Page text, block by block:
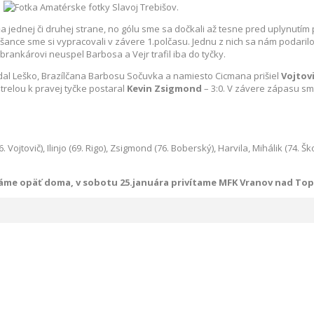
či druhej strane, no gólu sme sa dočkali až tesne pred
sme si vypracovali v závere 1.polčasu. Jednu z nich sa nám
neuspel Barbosa a Vejr trafil iba do tyčky.
Leško, Brazílčana Barbosu Sočuvka a namiesto Cicmana prišiel
k pravej tyčke postaral Kevin Zsigmond – 3:0. V závere zápasu
Vojtovič), Ilinjo (69. Rigo), Zsigmond (76. Boberský), Harvila, Mihálik (74.
opäť doma, v sobotu 25.januára privítame MFK Vranov nad